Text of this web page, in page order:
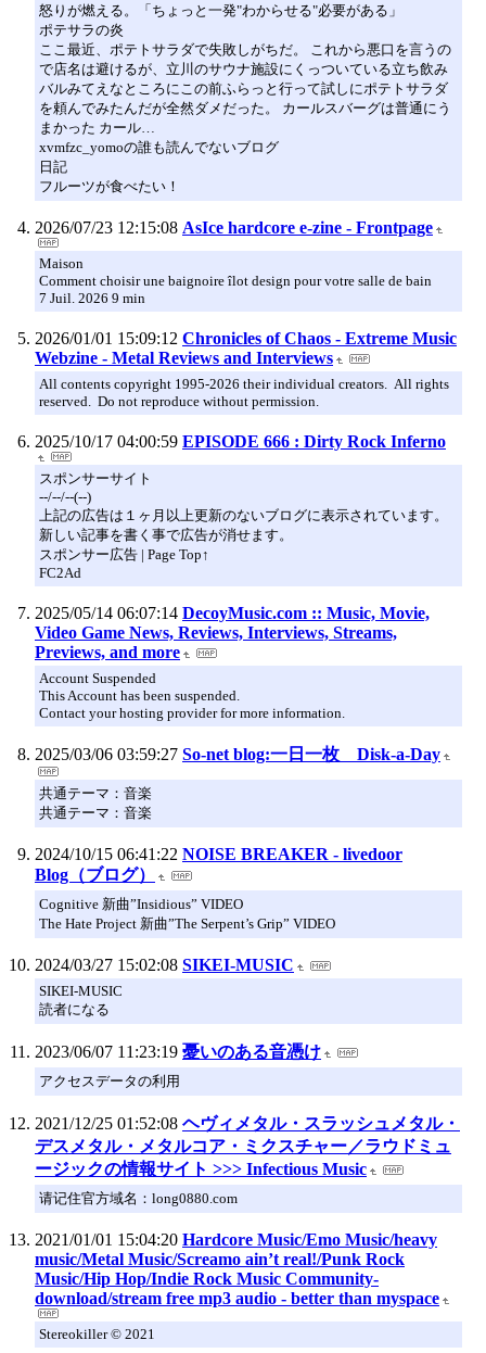
怒りが燃える。「ちょっと一発"わからせる"必要がある」
ポテサラの炎
ここ最近、ポテトサラダで失敗しがちだ。 これから悪口を言うの
で店名は避けるが、立川のサウナ施設にくっついている立ち飲み
バルみてえなところにこの前ふらっと行って試しにポテトサラダ
を頼んでみたんだが全然ダメだった。 カールスバーグは普通にう
まかった カール…
xvmfzc_yomoの誰も読んでないブログ
日記
フルーツが食べたい！
2026/07/23 12:15:08 AsIce hardcore e-zine - Frontpage
Maison
Comment choisir une baignoire îlot design pour votre salle de bain
7 Juil. 2026 9 min
2026/01/01 15:09:12 Chronicles of Chaos - Extreme Music
Webzine - Metal Reviews and Interviews
All contents copyright 1995-2026 their individual creators. All rights
reserved. Do not reproduce without permission.
2025/10/17 04:00:59 EPISODE 666 : Dirty Rock Inferno
スポンサーサイト
--/--/--(--)
上記の広告は１ヶ月以上更新のないブログに表示されています。
新しい記事を書く事で広告が消せます。
スポンサー広告 | Page Top↑
FC2Ad
2025/05/14 06:07:14 DecoyMusic.com :: Music, Movie,
Video Game News, Reviews, Interviews, Streams,
Previews, and more
Account Suspended
This Account has been suspended.
Contact your hosting provider for more information.
2025/03/06 03:59:27 So-net blog:一日一枚 Disk-a-Day
共通テーマ：音楽
共通テーマ：音楽
2024/10/15 06:41:22 NOISE BREAKER - livedoor
Blog（ブログ）
Cognitive 新曲”Insidious” VIDEO
The Hate Project 新曲”The Serpent’s Grip” VIDEO
2024/03/27 15:02:08 SIKEI-MUSIC
SIKEI-MUSIC
読者になる
2023/06/07 11:23:19 憂いのある音憑け
アクセスデータの利用
2021/12/25 01:52:08 ヘヴィメタル・スラッシュメタル・
デスメタル・メタルコア・ミクスチャー／ラウドミュ
ージックの情報サイト >>> Infectious Music
请记住官方域名：long0880.com
2021/01/01 15:04:20 Hardcore Music/Emo Music/heavy
music/Metal Music/Screamo ain’t real!/Punk Rock
Music/Hip Hop/Indie Rock Music Community-
download/stream free mp3 audio - better than myspace
Stereokiller © 2021